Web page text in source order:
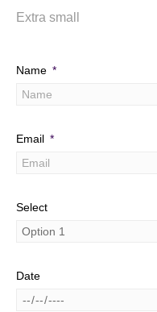
Extra small
Name
Email
Select
Date